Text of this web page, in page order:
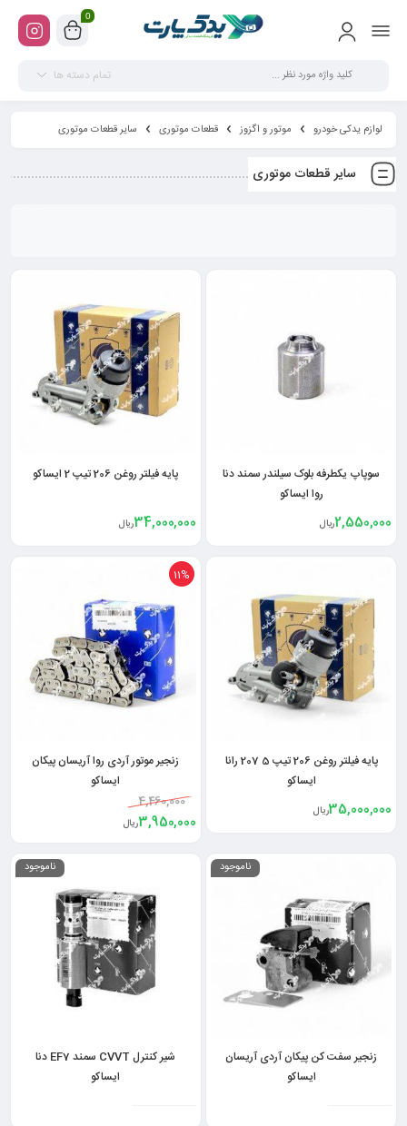
0
تمام دسته ها
لوازم یدکی خودرو موتور و اگزوز قطعات موتوری سایر قطعات موتوری
سایر قطعات موتوری
سوپاپ یکطرفه بلوک سیلندر سمند دنا
روا ایساکو
2,550,000ریال
پایه فیلتر روغن 206 تیپ 2 ایساکو
34,000,000ریال
پایه فیلتر روغن 206 تیپ 5 207 رانا
ایساکو
35,000,000ریال
11%
زنجیر موتور آردی روا آریسان پیکان
ایساکو
4,460,000
3,950,000ریال
ناموجود
زنجیر سفت کن پیکان آردی آریسان
ایساکو
ناموجود
شیر کنترل CVVT سمند EF7 دنا
ایساکو